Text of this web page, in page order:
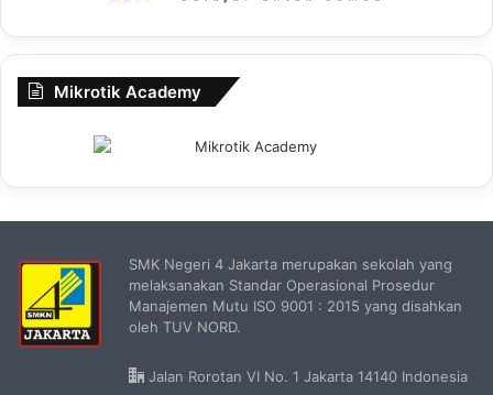
Mikrotik Academy
SMK Negeri 4 Jakarta merupakan sekolah yang
melaksanakan Standar Operasional Prosedur
Manajemen Mutu ISO 9001 : 2015 yang disahkan
oleh TUV NORD.
Jalan Rorotan VI No. 1 Jakarta 14140 Indonesia